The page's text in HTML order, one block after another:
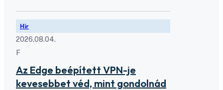
Hír
2026.08.04.
F
Az Edge beépített VPN-je
kevesebbet véd, mint gondolnád